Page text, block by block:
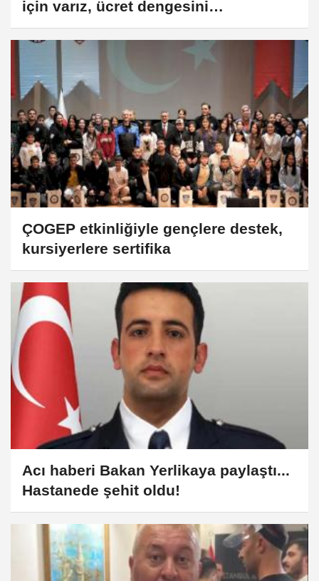
için varız, ücret dengesini
sağlayacağız
ÇOGEP etkinliğiyle gençlere destek,
kursiyerlere sertifika
Acı haberi Bakan Yerlikaya paylaştı...
Hastanede şehit oldu!